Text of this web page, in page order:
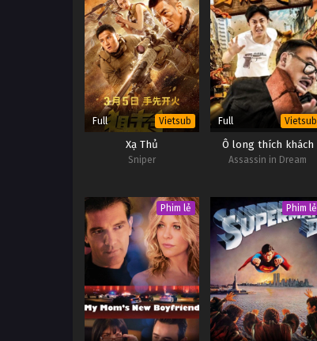
Full Vietsub
Xạ Thủ
Sniper
Full Vietsub
Ô long thích khách
Assassin in Dream
Phim lẻ Phim lẻ